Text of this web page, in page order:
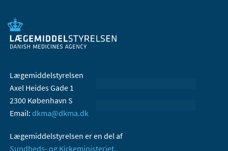
Lægemiddelstyrelsen
Axel Heides Gade 1
2300 København S
Email: dkma@dkma.dk
Lægemiddelstyrelsen er en del af
Sundheds- og Kirkeministeriet.